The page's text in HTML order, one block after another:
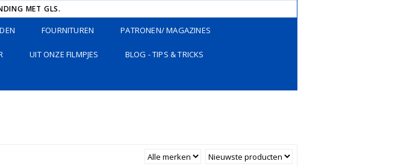
MET GLS.
FOURNITUREN PATRONEN/ MAGAZINES
UIT ONZE FILMPJES BLOG - TIPS & TRICKS